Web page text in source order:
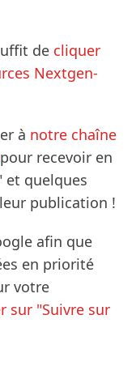
de cliquer
Nextgen-
à notre chaîne
pour recevoir en
et quelques
publication !
afin que
en priorité
votre
sur "Suivre sur